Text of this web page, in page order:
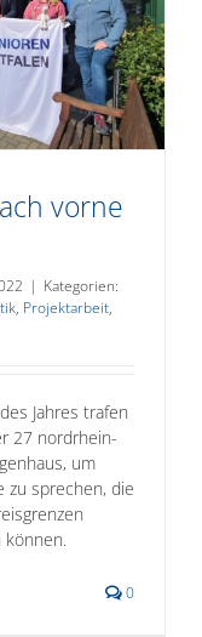
vorne
| Kategorien:
, Projektarbeit,
Jahres trafen
27 nordrhein-
um
zu sprechen, die
können.
0